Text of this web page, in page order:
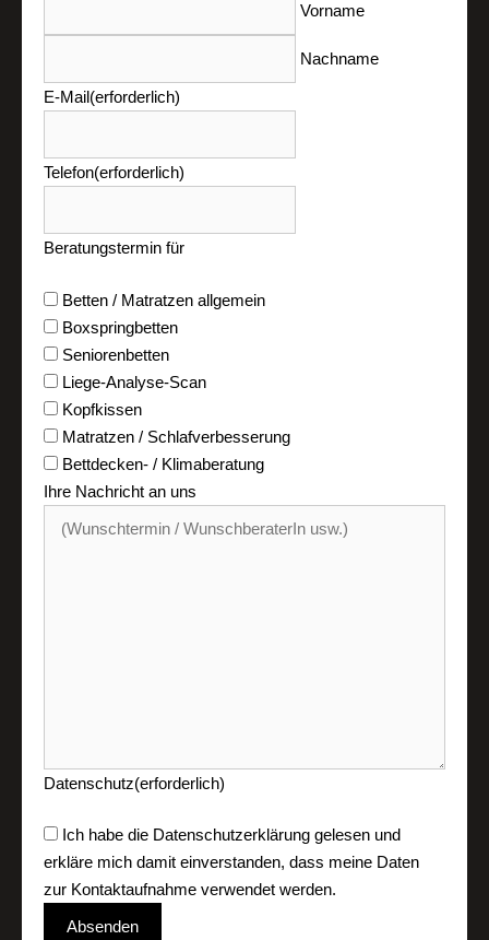
Vorname
Nachname
E-Mail(erforderlich)
Telefon(erforderlich)
Beratungstermin für
Betten / Matratzen allgemein
Boxspringbetten
Seniorenbetten
Liege-Analyse-Scan
Kopfkissen
Matratzen / Schlafverbesserung
Bettdecken- / Klimaberatung
Ihre Nachricht an uns
Datenschutz(erforderlich)
Ich habe die Datenschutzerklärung gelesen und
erkläre mich damit einverstanden, dass meine Daten
zur Kontaktaufnahme verwendet werden.
Absenden